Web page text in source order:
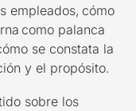
empleados, cómo
como palanca
se constata la
y el propósito.
sobre los